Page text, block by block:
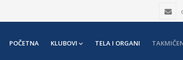
POČETNA KLUBOVI TELA I ORGANI